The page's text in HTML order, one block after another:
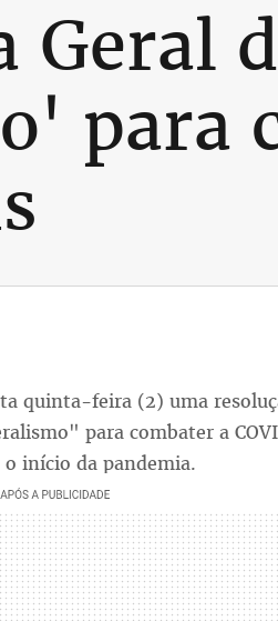
Geral
para
quinta-feira (2) uma
para combater a
início da pandemia.